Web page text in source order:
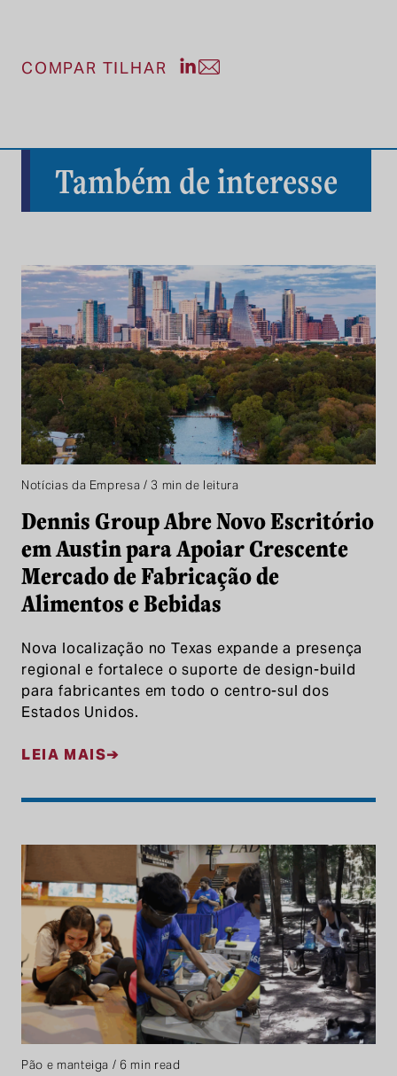
COMPAR TILHAR Compartilhe a postagem no
Compartilhe a postagem
Também de interesse
Notícias da Empresa / 3 min de leitura
Dennis Group Abre Novo Escritório
em Austin para Apoiar Crescente
Mercado de Fabricação de
Alimentos e Bebidas
Nova localização no Texas expande a presença
regional e fortalece o suporte de design-build
para fabricantes em todo o centro-sul dos
Estados Unidos.
LEIA MAIS
Pão e manteiga / 6 min read